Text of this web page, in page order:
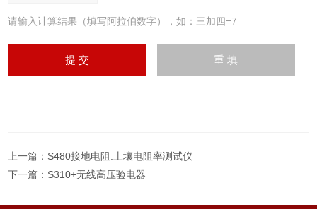
请输入计算结果（填写阿拉伯数字），如：三加四=7
上一篇： S480接地电阻.土壤电阻率测试仪
下一篇： S310+无线高压验电器